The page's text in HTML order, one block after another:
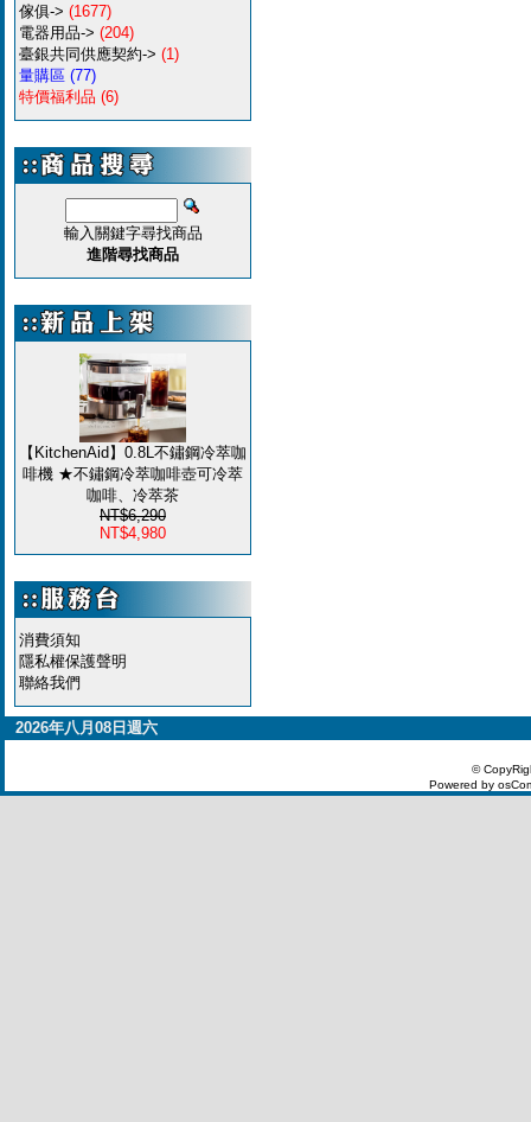
傢俱-> (1677)
電器用品-> (204)
臺銀共同供應契約-> (1)
量購區 (77)
特價福利品 (6)
輸入關鍵字尋找商品
進階尋找商品
【KitchenAid】0.8L不鏽鋼冷萃咖
啡機 ★不鏽鋼冷萃咖啡壺可冷萃
咖啡、冷萃茶
NT$6,290
NT$4,980
消費須知
隱私權保護聲明
聯絡我們
2026年八月08日週六
©
Powered by